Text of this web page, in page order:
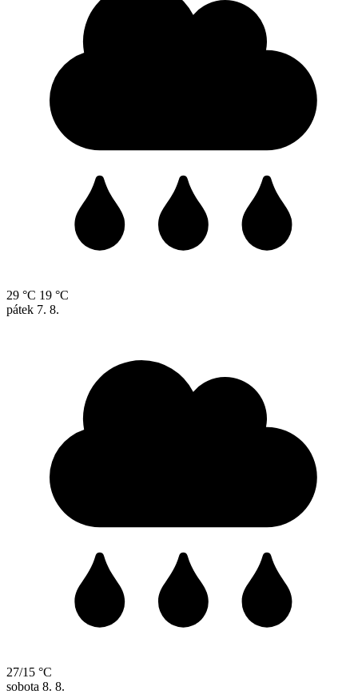
29 °C 19 °C
pátek 7. 8.
27/15 °C
sobota 8. 8.